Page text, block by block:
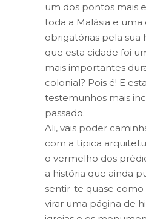
um dos pontos mais
toda a Malásia e uma
obrigatórias pela sua
que esta cidade foi
mais importantes
colonial? Pois é! E
testemunhos mais
passado.
Ali, vais poder
com a típica
o vermelho dos
a história que ainda
sentir-te quase como
virar uma página de